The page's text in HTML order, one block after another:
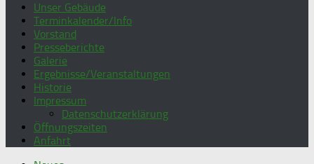
Unser Gebäude
Terminkalender/Info
Vorstand
Presseberichte
Galerie
Ergebnisse/Veranstaltungen
Historie
Impressum
Datenschutzerklärung
Öffnungszeiten
Anfahrt